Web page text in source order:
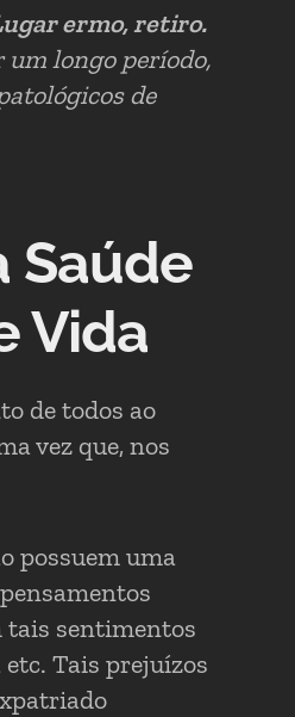
ermo, retiro.
um longo período,
de
Saúde
Vida
de todos ao
vez que, nos
possuem uma
tais sentimentos
Tais prejuízos